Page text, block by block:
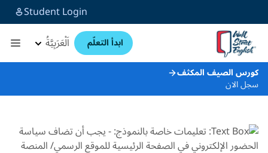
Student Login
ابدأ التعلّم اَلْعَرَبِيَّةُ
كورس الصيف المكثف
سجل الان